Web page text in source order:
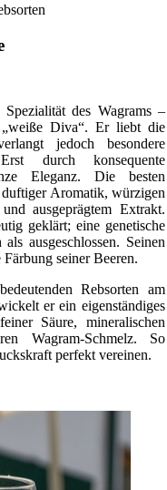
des Wagrams –
Diva“. Er liebt die
jedoch besondere
durch konsequente
Eleganz. Die besten
duftiger Aromatik, würzigen
ausgeprägtem Extrakt.
geklärt; eine genetische
ausgeschlossen. Seinen
seiner Beeren.
Rebsorten am
er ein eigenständiges
Säure, mineralischen
Wagram-Schmelz. So
perfekt vereinen.